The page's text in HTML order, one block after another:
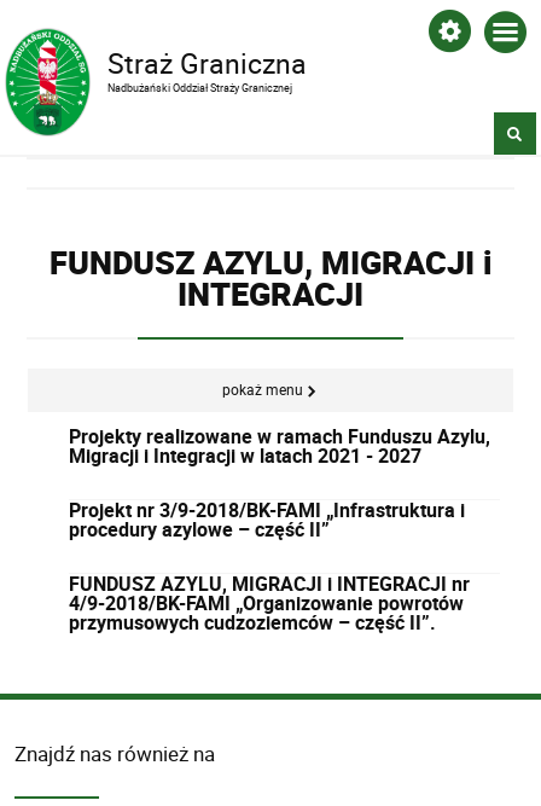
Straż Graniczna
Nadbużański Oddział Straży Granicznej
FUNDUSZ AZYLU, MIGRACJI i
INTEGRACJI
pokaż menu
Projekty realizowane w ramach Funduszu Azylu,
Migracji i Integracji w latach 2021 - 2027
Projekt nr 3/9-2018/BK-FAMI „Infrastruktura i
procedury azylowe – część II”
FUNDUSZ AZYLU, MIGRACJI i INTEGRACJI nr
4/9-2018/BK-FAMI „Organizowanie powrotów
przymusowych cudzoziemców – część II”.
Znajdź nas również na